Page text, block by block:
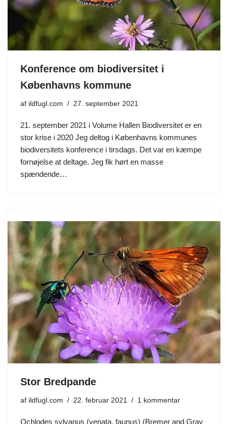
Konference om biodiversitet i
Københavns kommune
af ildfugl.com 27. september 2021
21. september 2021 i Volume Hallen Biodiversitet er en
stor krise i 2020 Jeg deltog i Københavns kommunes
biodiversitets konference i tirsdags. Det var en kæmpe
fornøjelse at deltage. Jeg fik hørt en masse
spændende…
Stor Bredpande
af ildfugl.com 22. februar 2021 1 kommentar
Ochlodes sylvanus (venata, faunus) (Bremer and Gray